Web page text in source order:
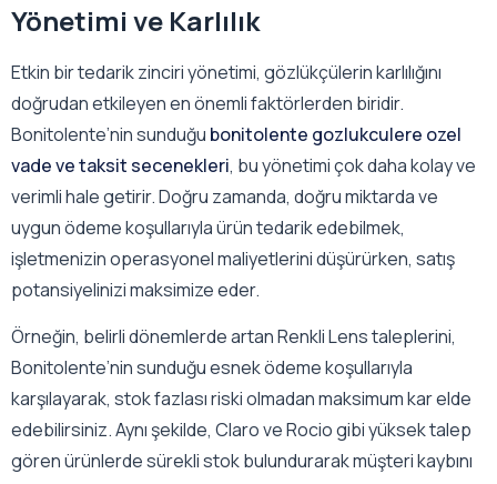
Yönetimi ve Karlılık
Etkin bir tedarik zinciri yönetimi, gözlükçülerin karlılığını
doğrudan etkileyen en önemli faktörlerden biridir.
Bonitolente’nin sunduğu bonitolente gozlukculere ozel
vade ve taksit secenekleri, bu yönetimi çok daha kolay ve
verimli hale getirir. Doğru zamanda, doğru miktarda ve
uygun ödeme koşullarıyla ürün tedarik edebilmek,
işletmenizin operasyonel maliyetlerini düşürürken, satış
potansiyelinizi maksimize eder.
Örneğin, belirli dönemlerde artan Renkli Lens taleplerini,
Bonitolente’nin sunduğu esnek ödeme koşullarıyla
karşılayarak, stok fazlası riski olmadan maksimum kar elde
edebilirsiniz. Aynı şekilde, Claro ve Rocio gibi yüksek talep
gören ürünlerde sürekli stok bulundurarak müşteri kaybını